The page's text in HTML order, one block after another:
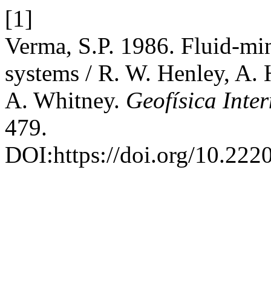
[1]
Verma, S.P. 1986. Fluid-
systems / R. W. Henley, A.
A. Whitney. Geofísica
479.
DOI:https://doi.org/